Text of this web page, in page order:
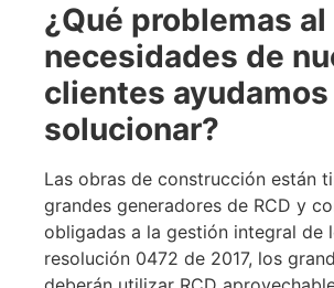
¿Qué problemas
necesidades de
clientes ayudamos
solucionar?
Las obras de construcción están
grandes generadores de RCD y
obligadas a la gestión integral de
resolución 0472 de 2017, los